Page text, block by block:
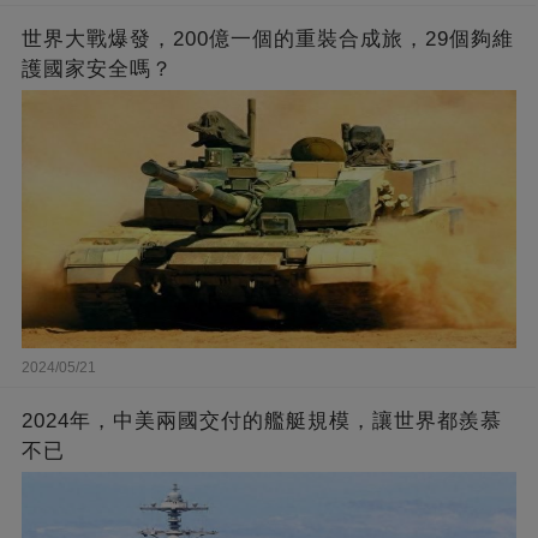
世界大戰爆發，200億一個的重裝合成旅，29個夠維
護國家安全嗎？
2024/05/21
2024年，中美兩國交付的艦艇規模，讓世界都羨慕
不已